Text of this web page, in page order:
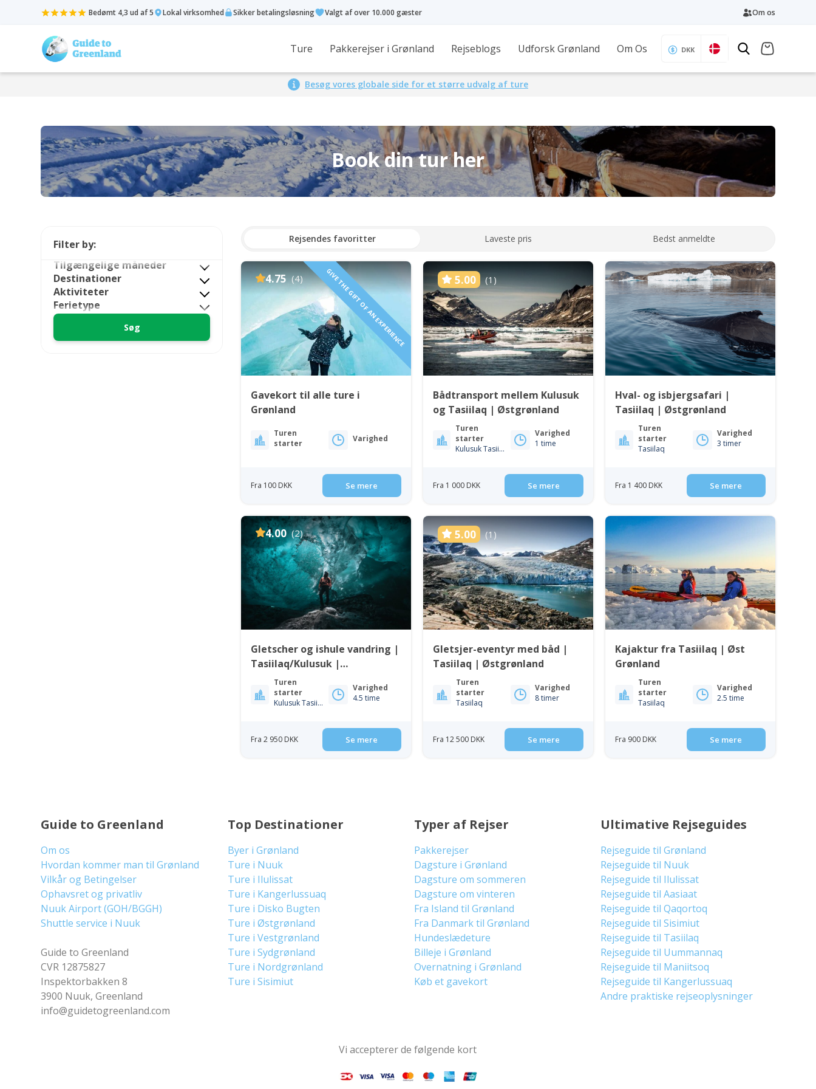
Bedømt 4,3 ud af 5 Lokal virksomhed Sikker betalingsløsning Valgt af over 10.000 gæster Om os
Ture Pakkerejser i Grønland Rejseblogs Udforsk Grønland Om Os DKK
Besøg vores globale side for et større udvalg af ture
Book din tur her
Rejsendes favoritter Laveste pris Bedst anmeldte
4.75 (4) GIVE THE GIFT OF AN EXPERIENCE
Gavekort til alle ture i
Grønland
Turen
starter
Varighed
Fra 100 DKK Se mere
5.00 (1)
Bådtransport mellem Kulusuk
og Tasiilaq | Østgrønland
Turen
starter
Kulusuk Tasiilaq
Varighed
1 time
Fra 1 000 DKK Se mere
Hval- og isbjergsafari |
Tasiilaq | Østgrønland
Turen
starter
Tasiilaq
Varighed
3 timer
Fra 1 400 DKK Se mere
4.00 (2)
Gletscher og ishule vandring |
Tasiilaq/Kulusuk |
Østgrønland
Turen
starter
Kulusuk Tasiilaq
Varighed
4.5 time
Fra 2 950 DKK Se mere
5.00 (1)
Gletsjer-eventyr med båd |
Tasiilaq | Østgrønland
Turen
starter
Tasiilaq
Varighed
8 timer
Fra 12 500 DKK Se mere
Kajaktur fra Tasiilaq | Øst
Grønland
Turen
starter
Tasiilaq
Varighed
2.5 time
Fra 900 DKK Se mere
Filter by:
Tilgængelige måneder
Destinationer
Aktiviteter
Ferietype
Guide to Greenland
Om os
Hvordan kommer man til Grønland
Vilkår og Betingelser
Ophavsret og privatliv
Nuuk Airport (GOH/BGGH)
Shuttle service i Nuuk
Guide to Greenland
CVR 12875827
Inspektorbakken 8
3900 Nuuk, Greenland
info@guidetogreenland.com
Top Destinationer
Byer i Grønland
Ture i Nuuk
Ture i Ilulissat
Ture i Kangerlussuaq
Ture i Disko Bugten
Ture i Østgrønland
Ture i Vestgrønland
Ture i Sydgrønland
Ture i Nordgrønland
Ture i Sisimiut
Typer af Rejser
Pakkerejser
Dagsture i Grønland
Dagsture om sommeren
Dagsture om vinteren
Fra Island til Grønland
Fra Danmark til Grønland
Hundeslædeture
Billeje i Grønland
Overnatning i Grønland
Køb et gavekort
Ultimative Rejseguides
Rejseguide til Grønland
Rejseguide til Nuuk
Rejseguide til Ilulissat
Rejseguide til Aasiaat
Rejseguide til Qaqortoq
Rejseguide til Sisimiut
Rejseguide til Tasiilaq
Rejseguide til Uummannaq
Rejseguide til Maniitsoq
Rejseguide til Kangerlussuaq
Andre praktiske rejseoplysninger
Vi accepterer de følgende kort